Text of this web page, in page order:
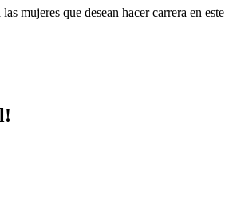
mujeres que desean hacer carrera en este